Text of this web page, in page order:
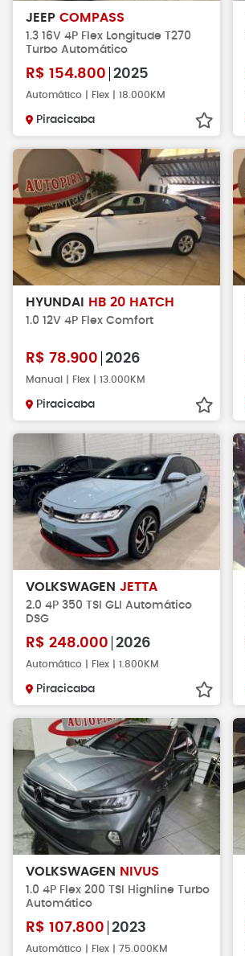
JEEP COMPASS
1.3 16V 4P Flex Longitude T270
Turbo Automático
R$ 154.800 2025
Automático | Flex | 18.000KM
Piracicaba
HYUNDAI HB 20 HATCH
1.0 12V 4P Flex Comfort
R$ 78.900 2026
Manual | Flex | 13.000KM
Piracicaba
VOLKSWAGEN JETTA
2.0 4P 350 TSI GLI Automático
DSG
R$ 248.000 2026
Automático | Flex | 1.800KM
Piracicaba
VOLKSWAGEN NIVUS
1.0 4P Flex 200 TSI Highline Turbo
Automático
R$ 107.800 2023
Automático | Flex | 75.000KM